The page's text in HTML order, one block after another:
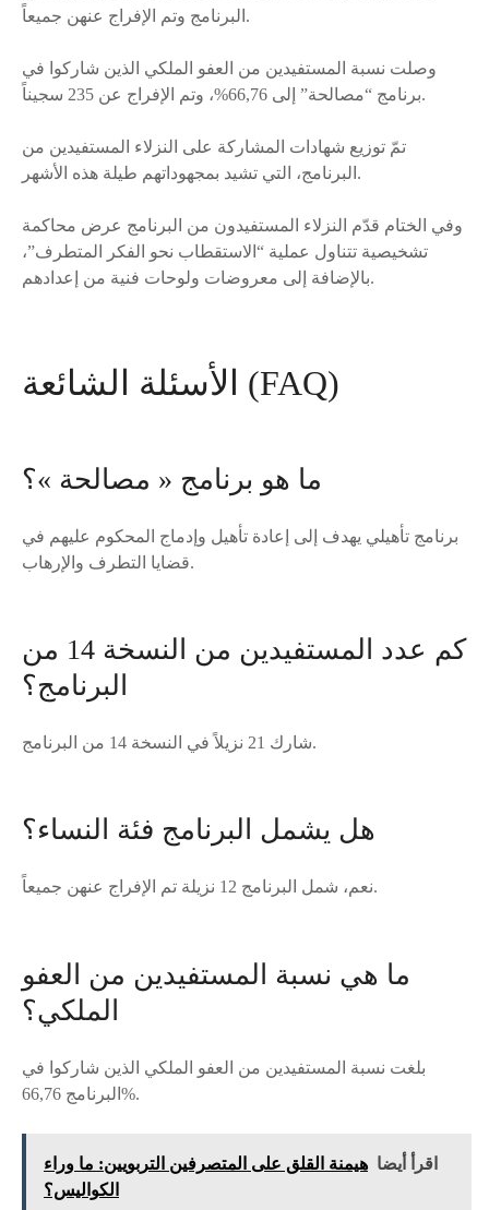
البرنامج وتم الإفراج عنهن جميعاً.
وصلت نسبة المستفيدين من العفو الملكي الذين شاركوا في
برنامج “مصالحة” إلى 66,76%، وتم الإفراج عن 235 سجيناً.
تمّ توزيع شهادات المشاركة على النزلاء المستفيدين من
البرنامج، التي تشيد بمجهوداتهم طيلة هذه الأشهر.
وفي الختام قدّم النزلاء المستفيدون من البرنامج عرض محاكمة
تشخيصية تتناول عملية “الاستقطاب نحو الفكر المتطرف”،
بالإضافة إلى معروضات ولوحات فنية من إعدادهم.
الأسئلة الشائعة (FAQ)
ما هو برنامج « مصالحة »؟
برنامج تأهيلي يهدف إلى إعادة تأهيل وإدماج المحكوم عليهم في
قضايا التطرف والإرهاب.
كم عدد المستفيدين من النسخة 14 من
البرنامج؟
شارك 21 نزيلاً في النسخة 14 من البرنامج.
هل يشمل البرنامج فئة النساء؟
نعم، شمل البرنامج 12 نزيلة تم الإفراج عنهن جميعاً.
ما هي نسبة المستفيدين من العفو
الملكي؟
بلغت نسبة المستفيدين من العفو الملكي الذين شاركوا في
البرنامج 66,76%.
اقرأ أيضا هيمنة القلق على المتصرفين التربويين: ما وراء
الكواليس؟